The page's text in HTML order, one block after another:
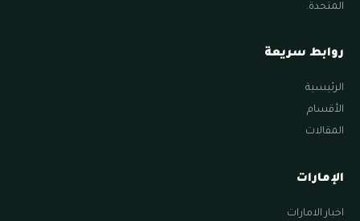
المتحدة.
روابط سريعة
الرئيسية
الأقسام
المقالات
الإمارات
اخبار الامارات